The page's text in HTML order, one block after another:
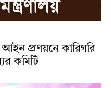
প্রণয়নে কারিগরি
কমিটি